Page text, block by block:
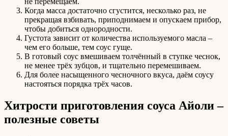
Когда масса достаточно сгустится, несколько раз, не
прекращая взбивать, приподнимаем и опускаем прибор,
чтобы добиться однородности.
Густота зависит от количества используемого масла –
чем его больше, тем соус гуще.
В готовый соус вмешиваем толчённый в ступке чеснок,
не менее трёх зубцов, и тщательно перемешиваем.
Для более насыщенного чесночного вкуса, даём соусу
настояться порядка трёх часов.
Хитрости приготовления соуса Айоли –
полезные советы